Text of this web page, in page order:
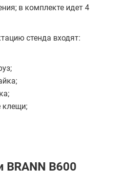
в комплекте идет 4
стенда входят:
клещи;
BRANN B600